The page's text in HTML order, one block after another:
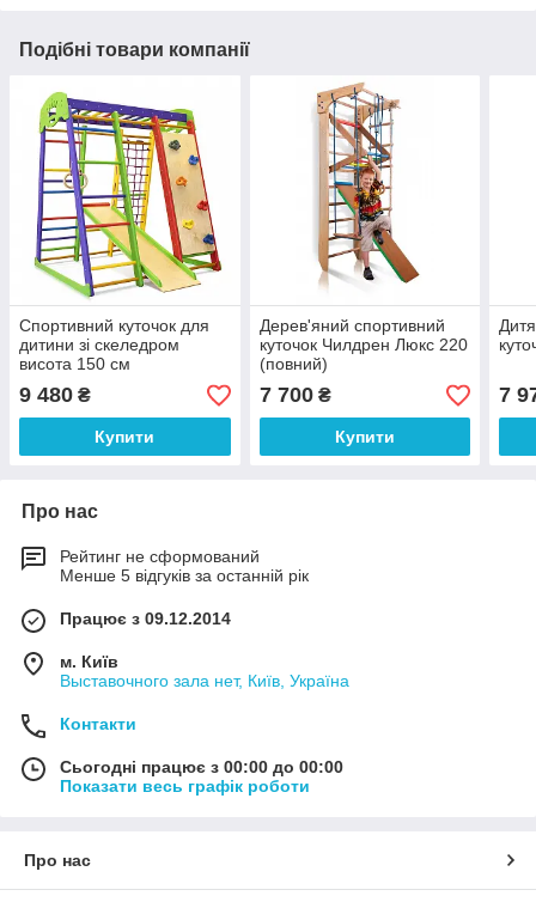
Подібні товари компанії
Спортивний куточок для
дитини зі скеледром
висота 150 см
9 480 ₴
Купити
Дерев'яний спортивний
куточок Чилдрен Люкс 220
(повний)
7 700₴
Купити
7
Про нас
Рейтинг не сформований
Менше 5 відгуків за останній рік
Працює з 09.12.2014
м. Київ
Выставочного зала нет, Київ, Україна
Контакти
Сьогодні працює з 00:00 до 00:00
Показати весь графік роботи
Про нас